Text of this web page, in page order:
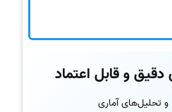
دقیق و قابل اعتماد
تحلیل‌های آماری